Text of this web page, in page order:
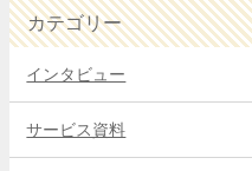
カテゴリー
インタビュー
サービス資料